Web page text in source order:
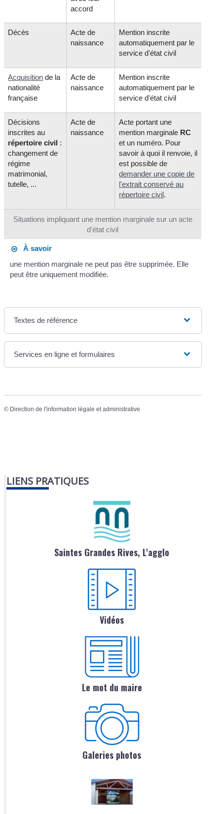
Situations impliquant une mention marginale sur un acte
d'état civil
accord
Décès
Acte de
naissance
Mention inscrite
automatiquement par le
service d'état civil
Acquisition de la
nationalité
française
Acte de
naissance
Mention inscrite
automatiquement par le
service d'état civil
Décisions
inscrites au
répertoire civil :
changement de
régime
matrimonial,
tutelle, ...
Acte de
naissance
Acte portant une
mention marginale RC
et un numéro. Pour
savoir à quoi il renvoie, il
est possible de
demander une copie de
l'extrait conservé au
répertoire civil.
À savoir
une mention marginale ne peut pas être supprimée. Elle
peut être uniquement modifiée.
Textes de référence
Services en ligne et formulaires
© Direction de l'information légale et administrative
LIENS PRATIQUES
Saintes Grandes Rives, L'agglo
Vidéos
Le mot du maire
Galeries photos